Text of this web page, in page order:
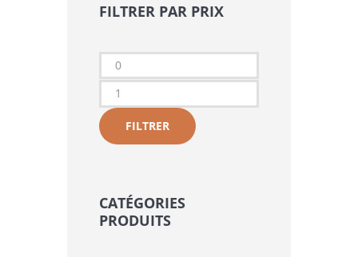
FILTRER PAR PRIX
Prix
min
Prix
max
FILTRER
CATÉGORIES
PRODUITS